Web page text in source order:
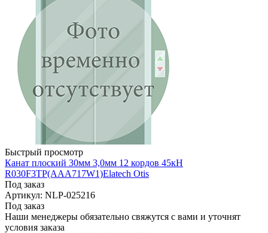
Быстрый просмотр
Канат плоский 30мм 3,0мм 12 кордов 45кН
R030F3TP(AAA717W1)Elatech Otis
Под заказ
Артикул: NLP-025216
Под заказ
Наши менеджеры обязательно свяжутся с вами и уточнят
условия заказа